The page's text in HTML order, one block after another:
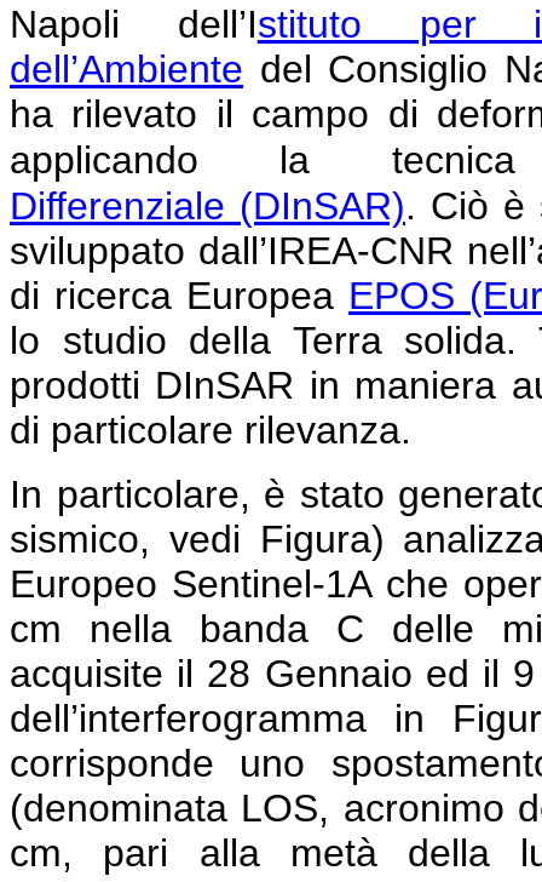
Napoli dell’Istituto per il
dell’Ambiente del Consiglio
ha rilevato il campo di
applicando la
Differenziale (DInSAR). Ciò è
sviluppato dall’IREA-CNR
di ricerca Europea EPOS
lo studio della Terra solida.
prodotti DInSAR in maniera
di particolare rilevanza.
In particolare, è stato
sismico, vedi Figura)
Europeo Sentinel-1A che
cm nella banda C delle
acquisite il 28 Gennaio ed il
dell’interferogramma in
corrisponde uno
(denominata LOS, acronimo
cm, pari alla metà della